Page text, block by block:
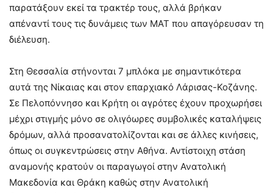
παρατάξουν εκεί τα τρακτέρ τους, αλλά βρήκαν
απέναντί τους τις δυνάμεις των ΜΑΤ που απαγόρευσαν τη
διέλευση.
Στη Θεσσαλία στήνονται 7 μπλόκα με σημαντικότερα
αυτά της Νίκαιας και στον επαρχιακό Λάρισας-Κοζάνης.
Σε Πελοπόννησο και Κρήτη οι αγρότες έχουν προχωρήσει
μέχρι στιγμής μόνο σε ολιγόωρες συμβολικές καταλήψεις
δρόμων, αλλά προσανατολίζονται και σε άλλες κινήσεις,
όπως οι συγκεντρώσεις στην Αθήνα. Αντίστοιχη στάση
αναμονής κρατούν οι παραγωγοί στην Ανατολική
Μακεδονία και Θράκη καθώς στην Ανατολική